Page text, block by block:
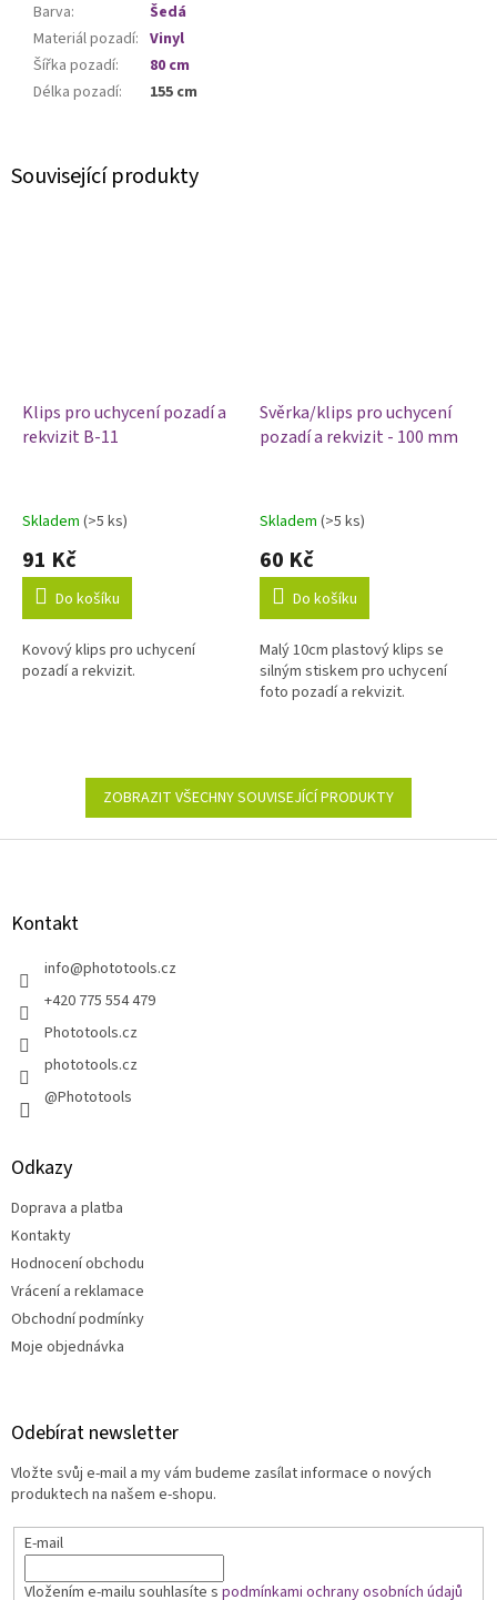
Související produkty
Klips pro uchycení pozadí a
rekvizit B-11
Průměrné
hodnocení
produktu
1,0
5
hvězdiček.
Skladem (>5 ks)
91 Kč
Do košíku
Kovový klips pro uchycení
pozadí a rekvizit.
Svěrka/klips pro uchycení
pozadí a rekvizit - 100 mm
Průměrné
hodnocení
produktu
5,0
5
hvězdiček.
Skladem (>5 ks)
60 Kč
Do košíku
Malý 10cm plastový klips se
silným stiskem pro uchycení
foto pozadí a rekvizit.
ZOBRAZIT VŠECHNY SOUVISEJÍCÍ PRODUKTY
Barva:
Šedá
Materiál pozadí: Vinyl
Šířka pozadí:
80 cm
Délka pozadí: 155 cm
Z
Kontakt
info@phototools.cz
+420 775 554 479
Phototools.cz
phototools.cz
@Phototools
Odkazy
Doprava a platba
Kontakty
Hodnocení obchodu
Vrácení a reklamace
Obchodní podmínky
Moje objednávka
Odebírat newsletter
Vložte svůj e-mail a my vám budeme zasílat informace o nových
produktech na našem e-shopu.
E-mail
Vložením e-mailu souhlasíte s podmínkami ochrany osobních údajů